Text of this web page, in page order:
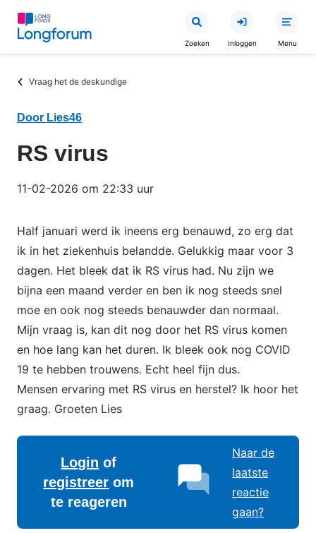
Overslaan
inhoud
Zoeken Inloggen Menu
Kruimelpad
Vraag het de deskundige
Door Lies46
RS virus
11-02-2026 om 22:33 uur
Half januari werd ik ineens erg benauwd, zo erg dat
ik in het ziekenhuis belandde. Gelukkig maar voor 3
dagen. Het bleek dat ik RS virus had. Nu zijn we
bijna een maand verder en ben ik nog steeds snel
moe en ook nog steeds benauwder dan normaal.
Mijn vraag is, kan dit nog door het RS virus komen
en hoe lang kan het duren. Ik bleek ook nog COVID
19 te hebben trouwens. Echt heel fijn dus.
Mensen ervaring met RS virus en herstel? Ik hoor het
graag. Groeten Lies
Login of
registreer om
te reageren
Naar de
laatste
reactie
gaan?